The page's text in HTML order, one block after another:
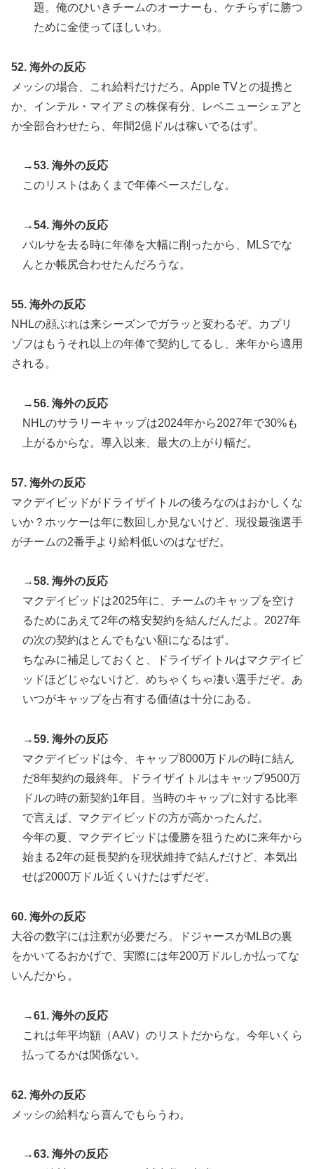
題。俺のひいきチームのオーナーも、ケチらずに勝つ
ために金使ってほしいわ。
52. 海外の反応
メッシの場合、これ給料だけだろ。Apple TVとの提携と
か、インテル・マイアミの株保有分、レベニューシェアと
か全部合わせたら、年間2億ドルは稼いでるはず。
→53. 海外の反応
このリストはあくまで年俸ベースだしな。
→54. 海外の反応
バルサを去る時に年俸を大幅に削ったから、MLSでな
んとか帳尻合わせたんだろうな。
55. 海外の反応
NHLの顔ぶれは来シーズンでガラッと変わるぞ。カプリ
ゾフはもうそれ以上の年俸で契約してるし、来年から適用
される。
→56. 海外の反応
NHLのサラリーキャップは2024年から2027年で30%も
上がるからな。導入以来、最大の上がり幅だ。
57. 海外の反応
マクデイビッドがドライザイトルの後ろなのはおかしくな
いか？ホッケーは年に数回しか見ないけど、現役最強選手
がチームの2番手より給料低いのはなぜだ。
→58. 海外の反応
マクデイビッドは2025年に、チームのキャップを空け
るためにあえて2年の格安契約を結んだんだよ。2027年
の次の契約はとんでもない額になるはず。
ちなみに補足しておくと、ドライザイトルはマクデイビ
ッドほどじゃないけど、めちゃくちゃ凄い選手だぞ。あ
いつがキャップを占有する価値は十分にある。
→59. 海外の反応
マクデイビッドは今、キャップ8000万ドルの時に結ん
だ8年契約の最終年。ドライザイトルはキャップ9500万
ドルの時の新契約1年目。当時のキャップに対する比率
で言えば、マクデイビッドの方が高かったんだ。
今年の夏、マクデイビッドは優勝を狙うために来年から
始まる2年の延長契約を現状維持で結んだけど、本気出
せば2000万ドル近くいけたはずだぞ。
60. 海外の反応
大谷の数字には注釈が必要だろ。ドジャースがMLBの裏
をかいてるおかげで、実際には年200万ドルしか払ってな
いんだから。
→61. 海外の反応
これは年平均額（AAV）のリストだからな。今年いくら
払ってるかは関係ない。
62. 海外の反応
メッシの給料なら喜んでもらうわ。
→63. 海外の反応